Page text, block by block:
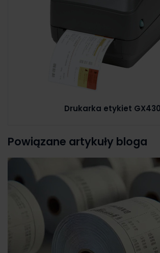
Drukarka etykiet
Powiązane artykuły bloga